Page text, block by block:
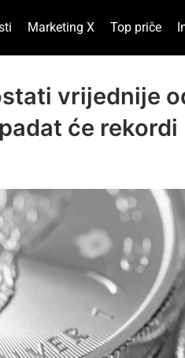
Marketing X Top priče
vrijednije
će rekordi